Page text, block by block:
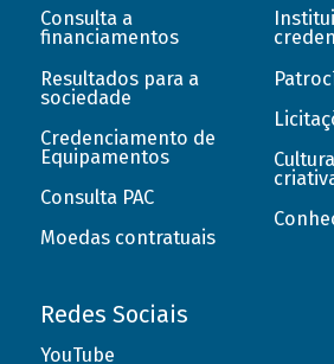
Consulta a
financiamentos
Resultados para a
sociedade
Credenciamento de
Equipamentos
Consulta PAC
Moedas contratuais
Redes Sociais
YouTube